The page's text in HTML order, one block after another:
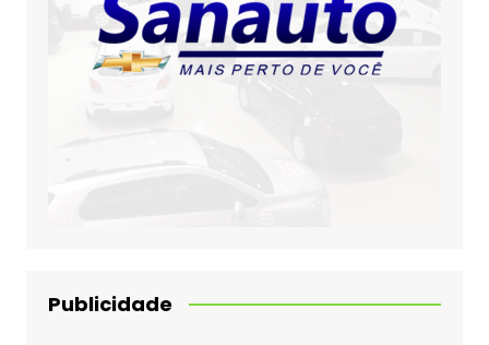
Publicidade